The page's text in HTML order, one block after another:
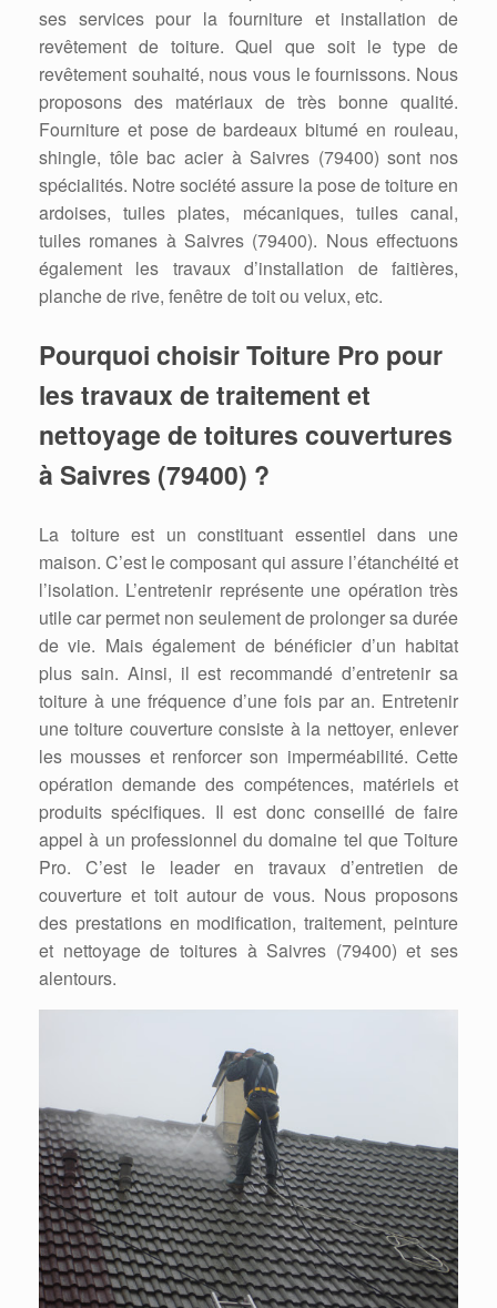
ses services pour la fourniture et installation de
revêtement de toiture. Quel que soit le type de
revêtement souhaité, nous vous le fournissons. Nous
proposons des matériaux de très bonne qualité.
Fourniture et pose de bardeaux bitumé en rouleau,
shingle, tôle bac acier à Saivres (79400) sont nos
spécialités. Notre société assure la pose de toiture en
ardoises, tuiles plates, mécaniques, tuiles canal,
tuiles romanes à Saivres (79400). Nous effectuons
également les travaux d’installation de faitières,
planche de rive, fenêtre de toit ou velux, etc.
Pourquoi choisir Toiture Pro pour
les travaux de traitement et
nettoyage de toitures couvertures
à Saivres (79400) ?
La toiture est un constituant essentiel dans une
maison. C’est le composant qui assure l’étanchéité et
l’isolation. L’entretenir représente une opération très
utile car permet non seulement de prolonger sa durée
de vie. Mais également de bénéficier d’un habitat
plus sain. Ainsi, il est recommandé d’entretenir sa
toiture à une fréquence d’une fois par an. Entretenir
une toiture couverture consiste à la nettoyer, enlever
les mousses et renforcer son imperméabilité. Cette
opération demande des compétences, matériels et
produits spécifiques. Il est donc conseillé de faire
appel à un professionnel du domaine tel que Toiture
Pro. C’est le leader en travaux d’entretien de
couverture et toit autour de vous. Nous proposons
des prestations en modification, traitement, peinture
et nettoyage de toitures à Saivres (79400) et ses
alentours.